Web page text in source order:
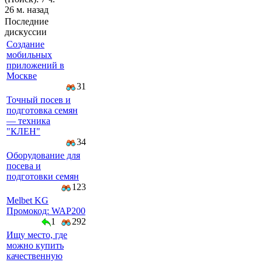
26 м. назад
Последние
дискуссии
Создание
мобильных
приложений в
Москве
31
Точный посев и
подготовка семян
— техника
"КЛЕН"
34
Оборудование для
посева и
подготовки семян
123
Melbet KG
Промокод: WAP200
1
292
Ищу место, где
можно купить
качественную